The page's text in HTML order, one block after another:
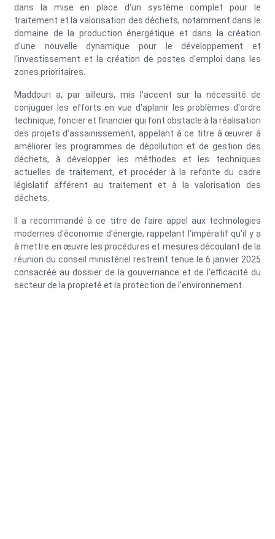
dans la mise en place d'un système complet pour le
traitement et la valorisation des déchets, notamment dans le
domaine de la production énergétique et dans la création
d'une nouvelle dynamique pour le développement et
l'investissement et la création de postes d'emploi dans les
zones prioritaires.
Maddouri a, par ailleurs, mis l'accent sur la nécessité de
conjuguer les efforts en vue d'aplanir les problèmes d'ordre
technique, foncier et financier qui font obstacle à la réalisation
des projets d'assainissement, appelant à ce titre à œuvrer à
améliorer les programmes de dépollution et de gestion des
déchets, à développer les méthodes et les techniques
actuelles de traitement, et procéder à la refonte du cadre
législatif afférent au traitement et à la valorisation des
déchets.
Il a recommandé à ce titre de faire appel aux technologies
modernes d'économie d'énergie, rappelant l'impératif qu'il y a
à mettre en œuvre les procédures et mesures découlant de la
réunion du conseil ministériel restreint tenue le 6 janvier 2025
consacrée au dossier de la gouvernance et de l'efficacité du
secteur de la propreté et la protection de l'environnement.